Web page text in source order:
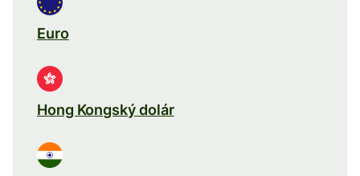
Euro
Hong Kongský dolár